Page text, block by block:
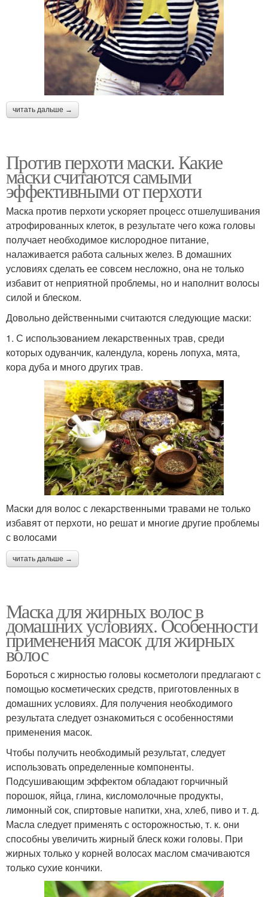
читать дальше →
Против перхоти маски. Какие
маски считаются самыми
эффективными от перхоти
Маска против перхоти ускоряет процесс отшелушивания
атрофированных клеток, в результате чего кожа головы
получает необходимое кислородное питание,
налаживается работа сальных желез. В домашних
условиях сделать ее совсем несложно, она не только
избавит от неприятной проблемы, но и наполнит волосы
силой и блеском.
Довольно действенными считаются следующие маски:
1. С использованием лекарственных трав, среди
которых одуванчик, календула, корень лопуха, мята,
кора дуба и много других трав.
Маски для волос с лекарственными травами не только
избавят от перхоти, но решат и многие другие проблемы
с волосами
читать дальше →
Маска для жирных волос в
домашних условиях. Особенности
применения масок для жирных
волос
Бороться с жирностью головы косметологи предлагают с
помощью косметических средств, приготовленных в
домашних условиях. Для получения необходимого
результата следует ознакомиться с особенностями
применения масок.
Чтобы получить необходимый результат, следует
использовать определенные компоненты.
Подсушивающим эффектом обладают горчичный
порошок, яйца, глина, кисломолочные продукты,
лимонный сок, спиртовые напитки, хна, хлеб, пиво и т. д.
Масла следует применять с осторожностью, т. к. они
способны увеличить жирный блеск кожи головы. При
жирных только у корней волосах маслом смачиваются
только сухие кончики.